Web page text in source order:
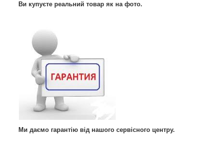
Ви купуєте реальний товар як на фото.
Ми даємо гарантію від нашого сервісного центру.